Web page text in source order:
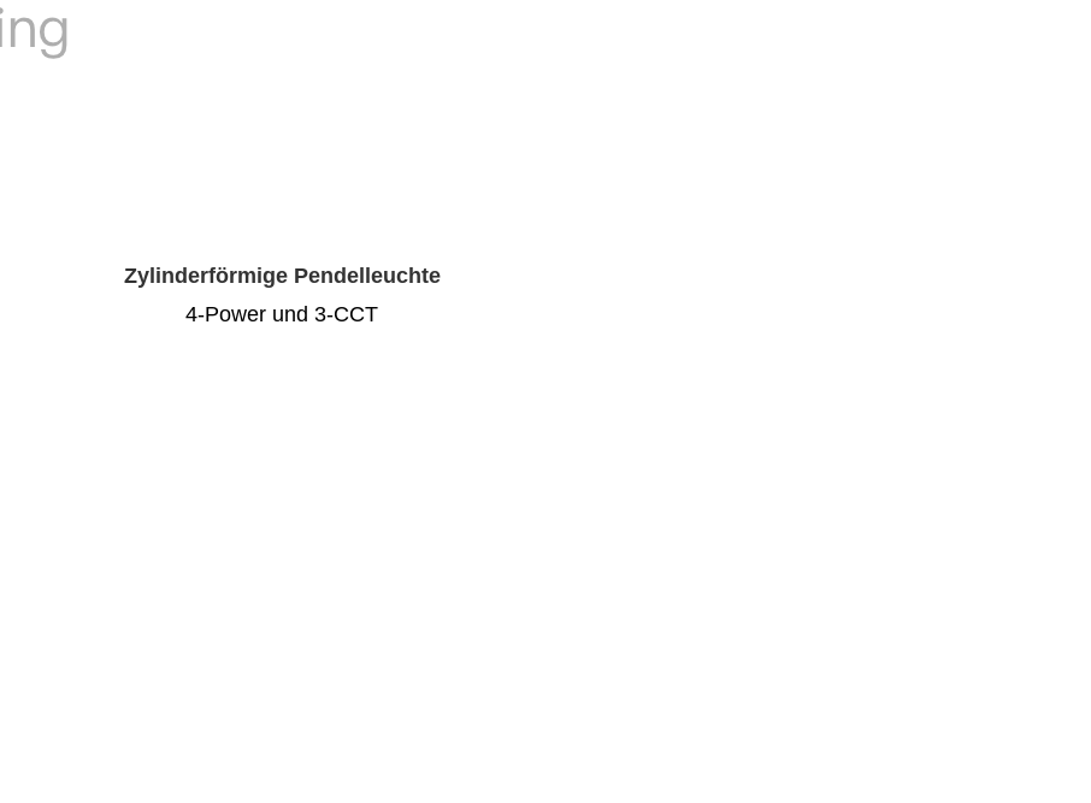
Zylinderförmige Pendelleuchte
4-Power und 3-CCT